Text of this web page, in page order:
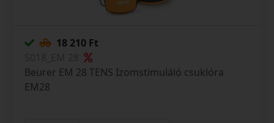
18 210 Ft
Beurer EM 28 TENS Izomstimuláló csuklóra
EM28